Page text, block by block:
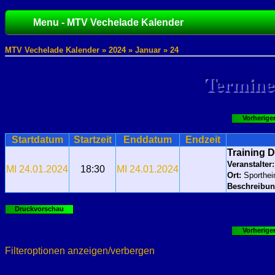
Menu - MTV Vechelade Kalender
MTV Vechelade Kalender » 2024» Januar » 24
Startdatum Startzeit Enddatum Endzeit
MI 24.01.2024 18:30 MI 24.01.2024
Training
Veranstalter:
Ort:
Druckvorschau
Filteroptionen anzeigen/verbergen